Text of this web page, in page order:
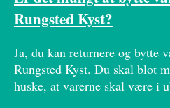
Rungsted Kyst?
Ja, du kan returnere og bytte
Rungsted Kyst. Du skal blot
huske, at varerne skal være i